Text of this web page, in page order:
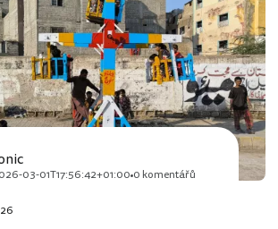
03-01T17:56:42+01:00 0 komentářů